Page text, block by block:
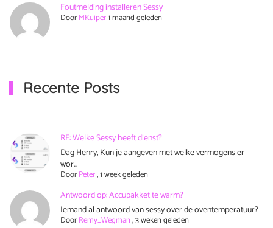
Foutmelding installeren Sessy
DoorMKuiper1 maand geleden
Recente Posts
RE: Welke Sessy heeft dienst?
Dag Henry, Kun je aangeven met welke vermogens er
wor...
DoorPeter,1 week geleden
Antwoord op: Accupakket te warm?
Iemand al antwoord van sessy over de oventemperatuur?
DoorRemy_Wegman,3 weken geleden